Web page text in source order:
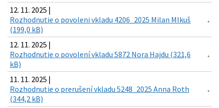
12. 11. 2025 |
Rozhodnutie o povoleni vkladu 4206_2025 Milan MIkuš
(199,0 kB)
12. 11. 2025 |
Rozhodnutie o povolení vkladu 5872 Nora Hajdu (321,6
kB)
11. 11. 2025 |
Rozhodnutie o prerušení vkladu 5248_2025 Anna Roth
(344,2 kB)